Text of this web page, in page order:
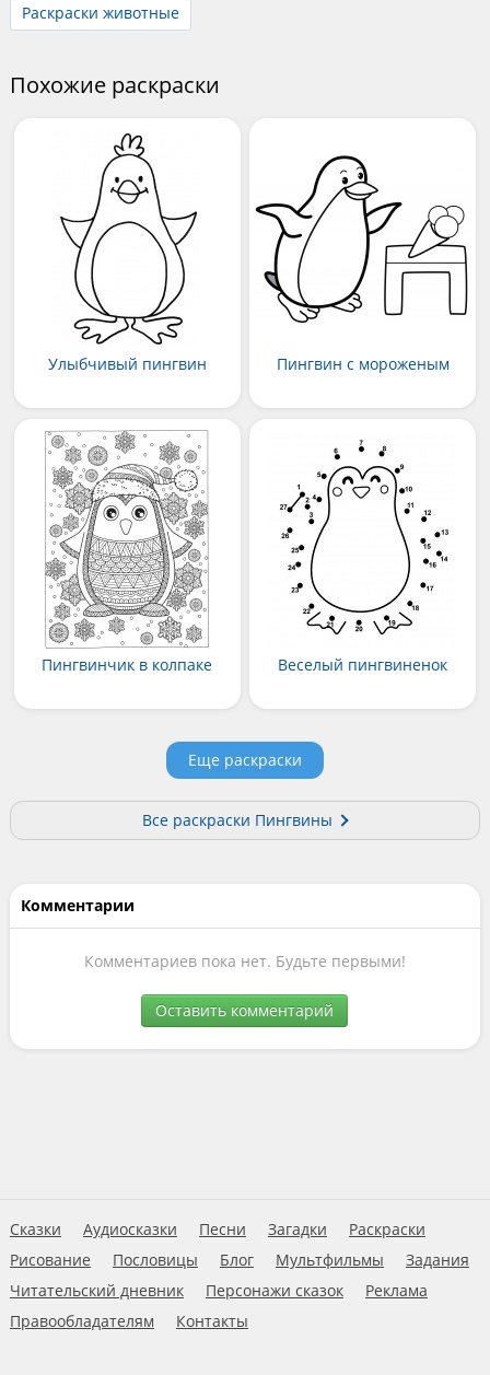
Раскраски животные
Похожие раскраски
Улыбчивый пингвин Пингвин с мороженым
Пингвинчик в колпаке Веселый пингвиненок
Еще раскраски
Все раскраски Пингвины
Комментарии
Комментариев пока нет. Будьте первыми!
Оставить комментарий
Сказки Аудиосказки Песни Загадки
Раскраски
Рисование
Пословицы Блог Мультфильмы
Задания
Читательский дневник
Персонажи сказок
Реклама
Правообладателям
Контакты